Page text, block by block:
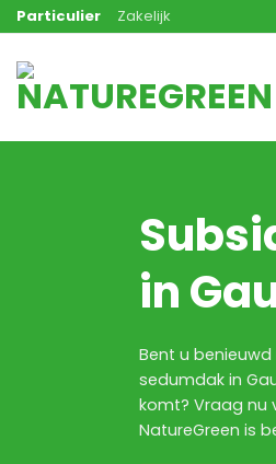
Ga
naar
inhoud
Particulier Zakelijk
in
Bent u
sedumdak in
komt? Vraag nu
NatureGreen is